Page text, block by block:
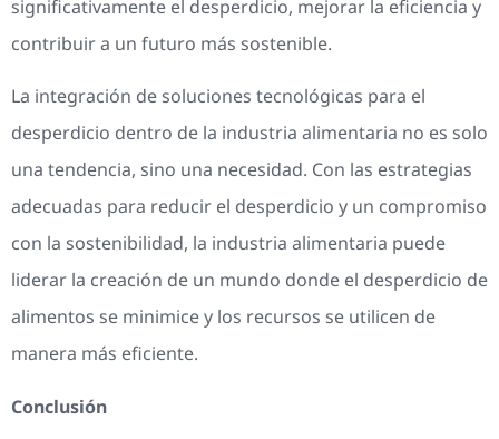
significativamente el desperdicio, mejorar la eficiencia y
contribuir a un futuro más sostenible.
La integración de soluciones tecnológicas para el
desperdicio dentro de la industria alimentaria no es solo
una tendencia, sino una necesidad. Con las estrategias
adecuadas para reducir el desperdicio y un compromiso
con la sostenibilidad, la industria alimentaria puede
liderar la creación de un mundo donde el desperdicio de
alimentos se minimice y los recursos se utilicen de
manera más eficiente.
Conclusión